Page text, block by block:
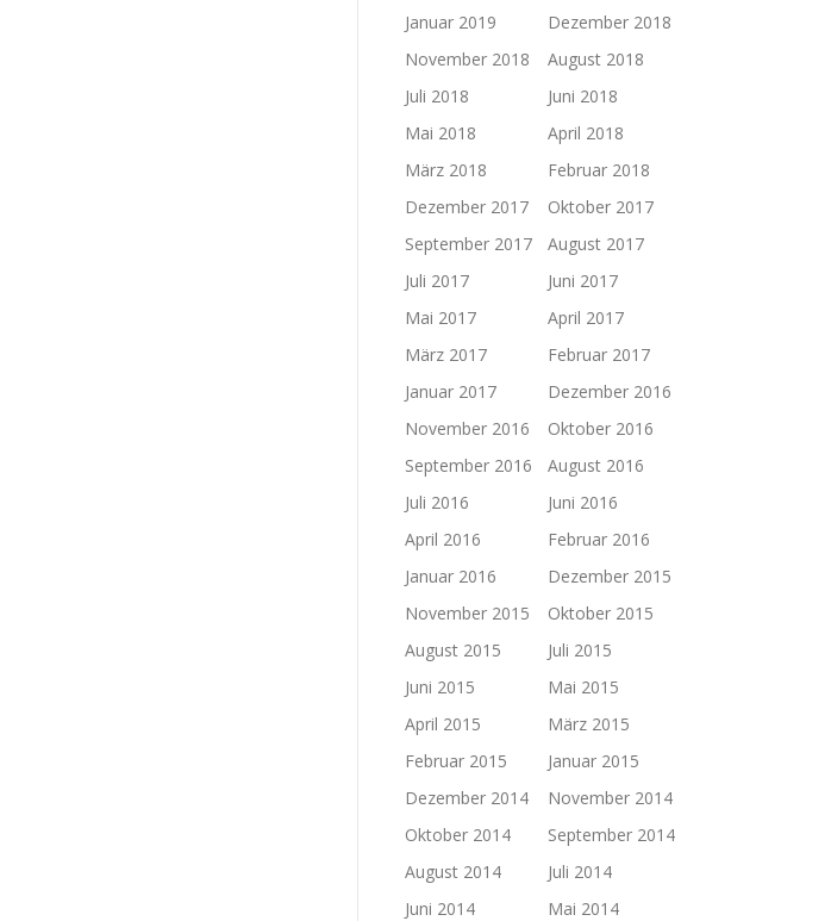
Januar 2019
Dezember 2018
November 2018
August 2018
Juli 2018
Juni 2018
Mai 2018
April 2018
März 2018
Februar 2018
Dezember 2017
Oktober 2017
September 2017
August 2017
Juli 2017
Juni 2017
Mai 2017
April 2017
März 2017
Februar 2017
Januar 2017
Dezember 2016
November 2016
Oktober 2016
September 2016
August 2016
Juli 2016
Juni 2016
April 2016
Februar 2016
Januar 2016
Dezember 2015
November 2015
Oktober 2015
August 2015
Juli 2015
Juni 2015
Mai 2015
April 2015
März 2015
Februar 2015
Januar 2015
Dezember 2014
November 2014
Oktober 2014
September 2014
August 2014
Juli 2014
Juni 2014
Mai 2014